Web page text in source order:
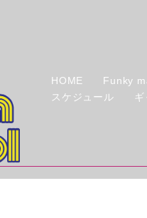
HOME Funky
スケジュール